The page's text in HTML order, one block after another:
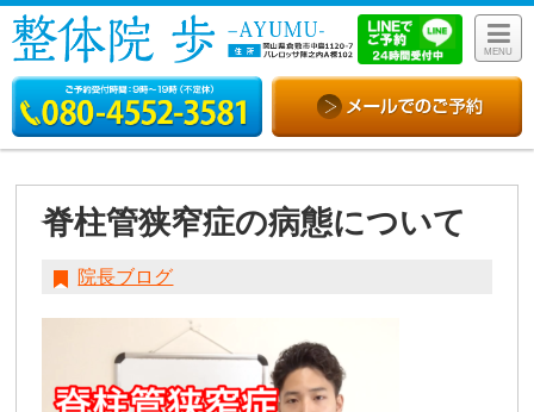
MENU
脊柱管狭窄症の病態について
院長ブログ